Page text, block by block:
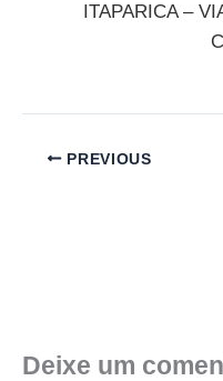
ITAPARICA –
PREVIOUS
Deixe um